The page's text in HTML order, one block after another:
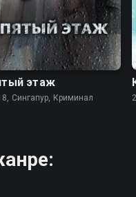
этаж
Сингапур, Криминал